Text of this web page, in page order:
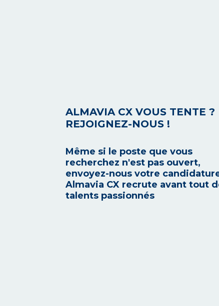
ALMAVIA CX VOUS TENTE ?
REJOIGNEZ-NOUS !
Même si le poste que vous
recherchez n'est pas ouvert,
envoyez-nous votre
Almavia CX recrute avant tout
talents passionnés